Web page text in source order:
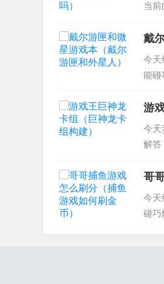
当前
《
了有
戴
今天
能碰
戏本
游
今天
解答
巨神
哥
今天
碰巧